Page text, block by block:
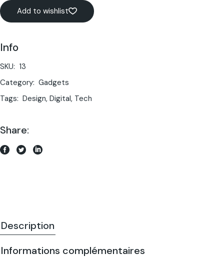
Add to wishlist
Info
SKU: 13
Category: Gadgets
Tags: Design, Digital, Tech
Share:
Description
Informations complémentaires